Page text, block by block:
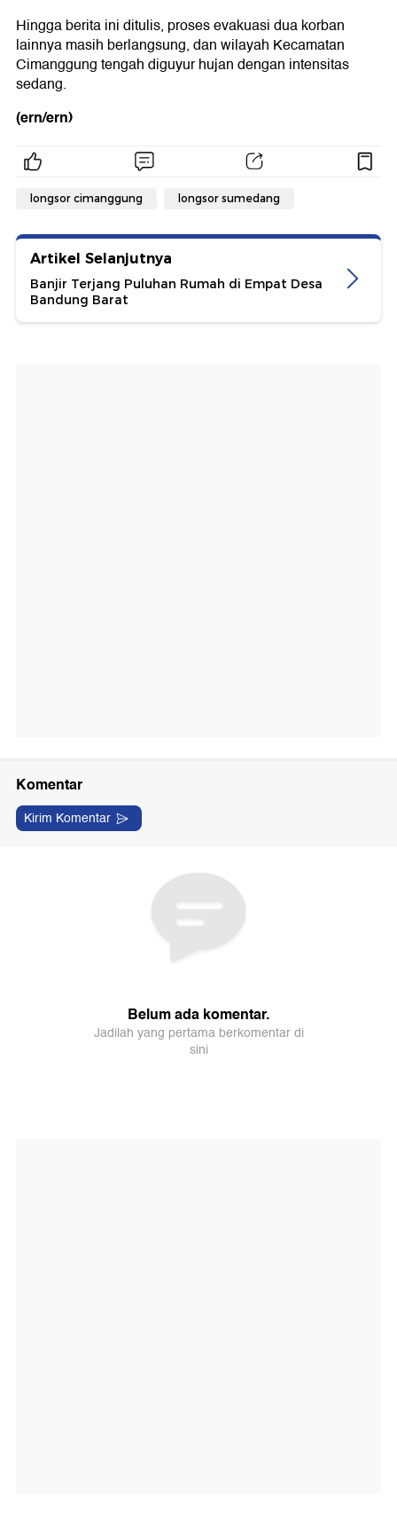
Hingga berita ini ditulis, proses evakuasi dua korban
lainnya masih berlangsung, dan wilayah Kecamatan
Cimanggung tengah diguyur hujan dengan intensitas
sedang.
(ern/ern)
longsor cimanggung longsor sumedang
Artikel Selanjutnya
Banjir Terjang Puluhan Rumah di Empat Desa
Bandung Barat